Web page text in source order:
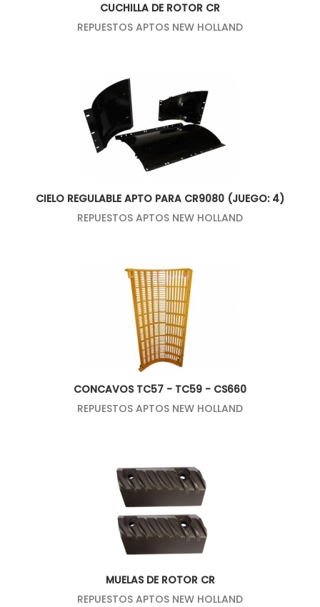
CUCHILLA DE ROTOR CR
REPUESTOS APTOS NEW HOLLAND
CIELO REGULABLE APTO PARA CR9080 (JUEGO: 4)
REPUESTOS APTOS NEW HOLLAND
CONCAVOS TC57 - TC59 - CS660
REPUESTOS APTOS NEW HOLLAND
MUELAS DE ROTOR CR
REPUESTOS APTOS NEW HOLLAND